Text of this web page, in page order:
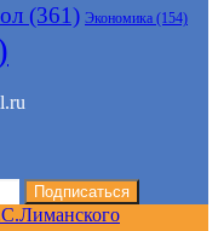
(361) Экономика (154)